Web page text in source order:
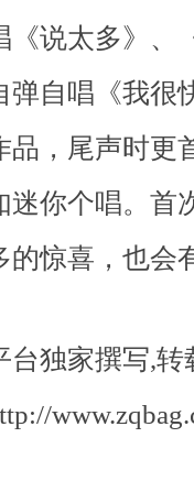
《说太多》、
弹自唱《我很
品，尾声时更
迷你个唱。首
的惊喜，也会
台独家撰写,转